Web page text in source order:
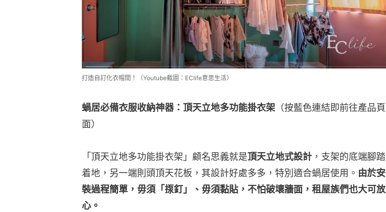
打造自訂化衣帽間！（Youtube截圖：EClife意思生活）
蝸居必備衣服收納神器：頂天立地多功能掛衣架 （按藍色連結即前往產品頁
面）
「頂天立地多功能掛衣架」顧名思義就是頂天立地式設計 ，支架的底端腳踏
着地，另一端則頭頂天花板，其設計好處多多，特別適合蝸居使用。 由於安
裝過程簡單，毋須「揼釘」、毋須黏貼，不怕破壞牆面，租屋族們也大可放
心。